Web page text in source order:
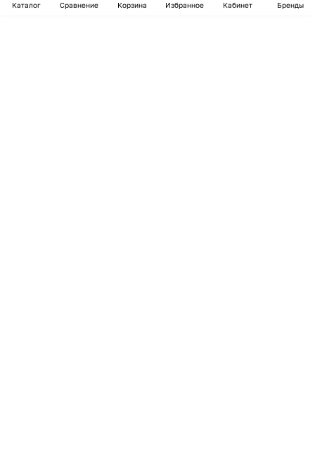
Каталог Сравнение Корзина Избранное Кабинет Бренды